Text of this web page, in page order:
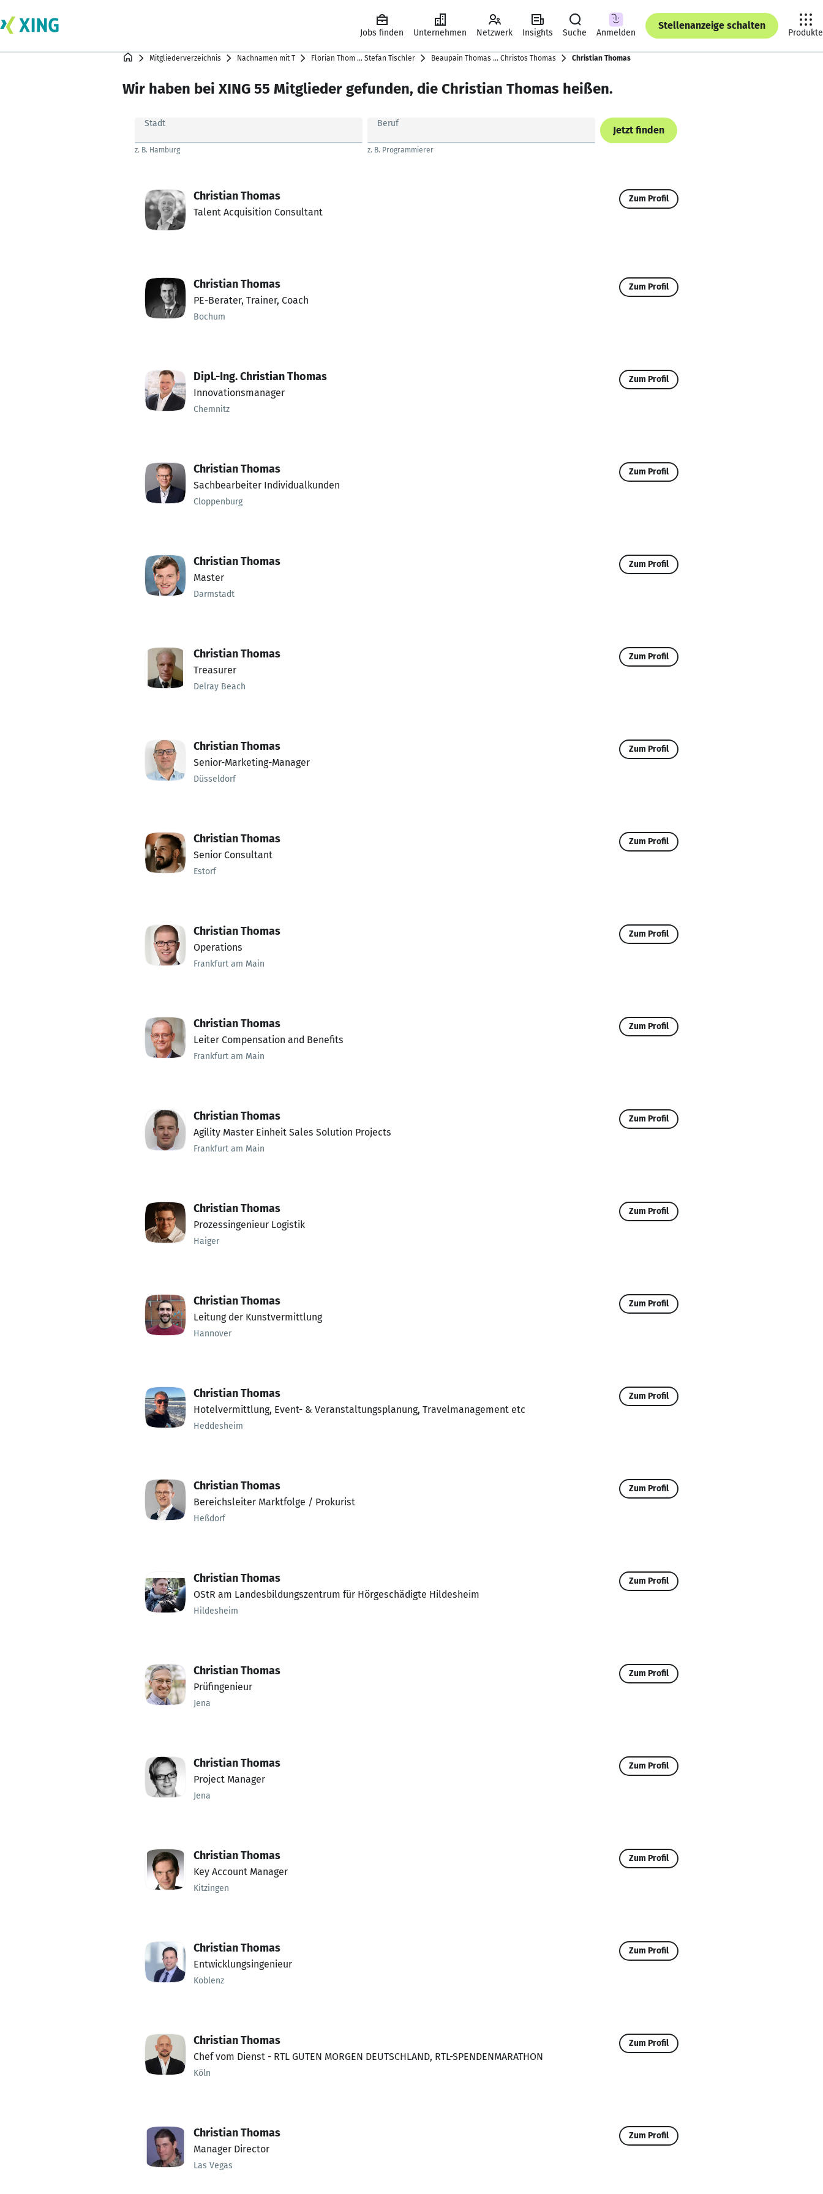
Jobs finden Unternehmen Netzwerk Insights Suche Anmelden
Stellenanzeige schalten
Produkte
Mitgliederverzeichnis Nachnamen mit T Florian Thom … Stefan Tischler Beaupain Thomas … Christos Thomas Christian Thomas
Wir haben bei XING 55 Mitglieder gefunden, die Christian Thomas heißen.
Stadt
z. B. Hamburg
Beruf
z. B. Programmierer
Jetzt finden
Christian Thomas
Talent Acquisition Consultant
Zum Profil
Christian Thomas
PE-Berater, Trainer, Coach
Bochum
Zum Profil
Dipl.-Ing. Christian Thomas
Innovationsmanager
Chemnitz
Zum Profil
Christian Thomas
Sachbearbeiter Individualkunden
Cloppenburg
Zum Profil
Christian Thomas
Master
Darmstadt
Zum Profil
Christian Thomas
Treasurer
Delray Beach
Zum Profil
Christian Thomas
Senior-Marketing-Manager
Düsseldorf
Zum Profil
Christian Thomas
Senior Consultant
Estorf
Zum Profil
Christian Thomas
Operations
Frankfurt am Main
Zum Profil
Christian Thomas
Leiter Compensation and Benefits
Frankfurt am Main
Zum Profil
Christian Thomas
Agility Master Einheit Sales Solution Projects
Frankfurt am Main
Zum Profil
Christian Thomas
Prozessingenieur Logistik
Haiger
Zum Profil
Christian Thomas
Leitung der Kunstvermittlung
Hannover
Zum Profil
Christian Thomas
Hotelvermittlung, Event- & Veranstaltungsplanung, Travelmanagement etc
Heddesheim
Zum Profil
Christian Thomas
Bereichsleiter Marktfolge / Prokurist
Heßdorf
Zum Profil
Christian Thomas
OStR am Landesbildungszentrum für Hörgeschädigte Hildesheim
Hildesheim
Zum Profil
Christian Thomas
Prüfingenieur
Jena
Zum Profil
Christian Thomas
Project Manager
Jena
Zum Profil
Christian Thomas
Key Account Manager
Kitzingen
Zum Profil
Christian Thomas
Entwicklungsingenieur
Koblenz
Zum Profil
Christian Thomas
Chef vom Dienst - RTL GUTEN MORGEN DEUTSCHLAND, RTL-SPENDENMARATHON
Köln
Zum Profil
Christian Thomas
Manager Director
Las Vegas
Zum Profil